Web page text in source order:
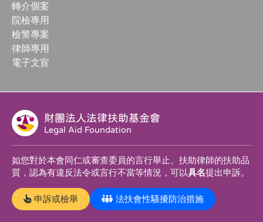
轉介個案
院檢專用
檢警專案
律師專用
電子文宣
財團法人法律扶助基金會
Legal Aid Foundation
如您對於本會同仁或審查委員的言行舉止、扶助律師的扶助品
質，認為有違反法令或言行不當等情況，可以具名提出申訴。
申訴或檢舉 法扶會性騷擾防治措施